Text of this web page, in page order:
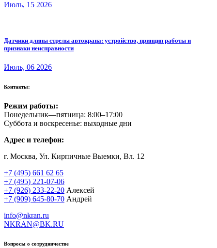
Июль, 15 2026
Датчики длины стрелы автокрана: устройство, принцип работы и
признаки неисправности
Июль, 06 2026
Контакты:
Режим работы:
Понедельник—пятница: 8:00–17:00
Суббота и воскресенье: выходные дни
Адрес и телефон:
г. Москва, Ул. Кирпичные Выемки, Вл. 12
+7 (495) 661 62 65
+7 (495) 221-07-06
+7 (926) 233-22-20 Алексей
+7 (909) 645-80-70 Андрей
info@nkran.ru
NKRAN@BK.RU
Вопросы о сотрудничестве